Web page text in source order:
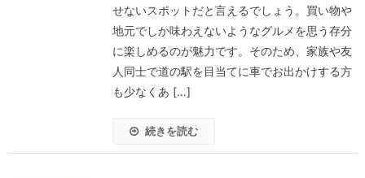
せないスポットだと言えるでしょう。買い物や
地元でしか味わえないようなグルメを思う存分
に楽しめるのが魅力です。そのため、家族や友
人同士で道の駅を目当てに車でお出かけする方
も少なくあ […]
続きを読む